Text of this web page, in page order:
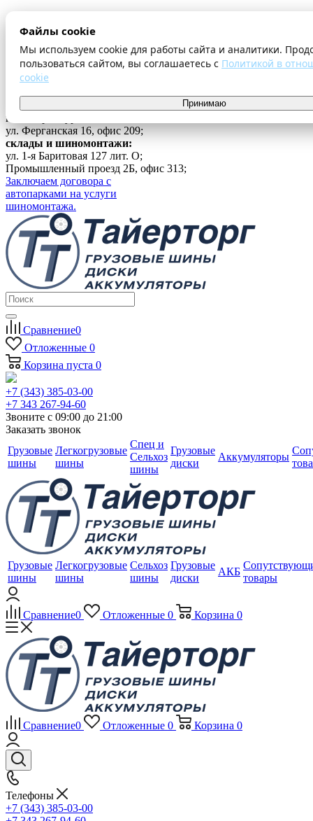
Файлы cookie
Мы используем cookie для работы сайта и аналитики.
пользоваться сайтом, вы соглашаетесь с Политикой в
cookie
Принимаю
Оплата и доставка
Шиномонтаж
Контакты
...
г. Екатеринбург
ул. Ферганская 16, офис 209;
склады и шиномонтажи:
ул. 1-я Баритовая 127 лит. О;
Промышленный проезд 2Б, офис 313;
Заключаем договора с
автопарками на услуги
шиномонтажа.
Сравнение0
Отложенные 0
Корзина пуста 0
+7 (343) 385-03-00
+7 343 267-94-60
Звоните с 09:00 до 21:00
Заказать звонок
Грузовые
шины
Легкогрузовые
шины
Спец и
Сельхоз
шины
Грузовые
диски
Аккумуляторы
Грузовые
шины
Легкогрузовые
шины
Сельхоз
шины
Грузовые
диски
АКБ
товары
Сравнение0 Отложенные 0 Корзина 0
Сравнение0 Отложенные 0 Корзина 0
Телефоны
+7 (343) 385-03-00